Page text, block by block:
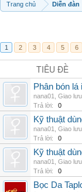
Trang chủ Diễn đàn
1 2 3 4 5 6
TIÊU ĐỀ
Phân bón
nana01
Giao lưu
Trả lời:
0
Kỹ thuật
nana01
Giao lưu
Trả lời:
0
Kỹ thuật
nana01
Giao lưu
Trả lời:
0
Bọc Da